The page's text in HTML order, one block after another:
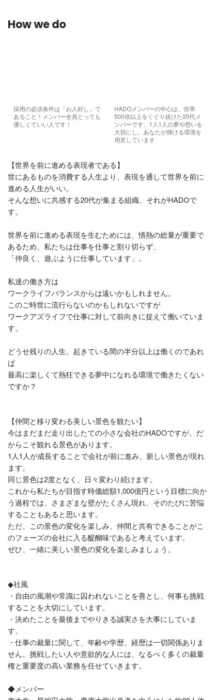
How we do
採用の必須条件は「お人好し」で
あること！メンバー全員とっても
優しくていい人です！
HADOメンバーの中心は、倍率
500倍以上をくぐり抜けた20代メ
ンバーです。1人1人の夢や想いを
大切にし、あなたが輝ける環境を
用意しています
【世界を前に進める表現者である】
世にあるものを消費する人生より、表現を通して世界を前に
進める人生がいい。
そんな想いに共感する20代が集まる組織、それがHADOで
す。
世界を前に進める表現を生むためには、情熱の総量が重要で
あるため、私たちは仕事を仕事と割り切らず、
「仲良く、遊ぶように仕事しています」。
私達の働き方は
ワークライフバランスからは遠いかもしれません。
このご時世に流行らないのかもしれないですが
ワークアズライフで仕事に対して前向きに捉えて働いていま
す。
どうせ残りの人生。起きている間の半分以上は働くのであれ
ば
最高に楽しくて熱狂できる夢中になれる環境で働きたくない
ですか？
【仲間と移り変わる美しい景色を観たい】
今はまだまだ走り出したての小さな会社のHADOですが、だ
からこそ観れる景色があります。
1人1人が成長することで会社が前に進み、新しい景色が現れ
ます。
同じ景色は2度となく、日々変わり続けます。
これから私たちが目指す時価総額1,000億円という目標に向か
う過程では、さまざまな壁がたくさん現れ、そのたびに苦悩
することもあると思います。
ただ、この景色の変化を楽しみ、仲間と共有できることがこ
のフェーズの会社に入る醍醐味であると考えています。
ぜひ、一緒に美しい景色の変化を楽しみましょう。
◆社風
・自由の風潮や常識に囚われないことを善とし、何事も挑戦
することを大切にしています。
・決めたことを最後までやりきる誠実さを大事にしていま
す。
・仕事の裁量に関して、年齢や学歴、経歴は一切関係ありま
せん。挑戦したい人や意欲的な人には、なるべく多くの裁量
権と重要度の高い業務を任せていきます。
◆メンバー